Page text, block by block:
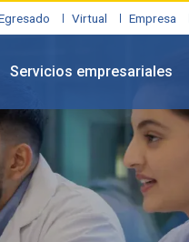
Virtual Empresa
Servicios empresariales